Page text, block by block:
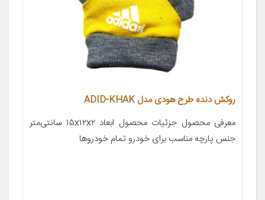
روکش دنده طرح هودی مدل ADID-KHAK
معرفی محصول جزئیات محصول ابعاد ۱۵x۱۲x۲ سانتی‌متر
جنس پارچه مناسب برای خودرو تمام خودروها